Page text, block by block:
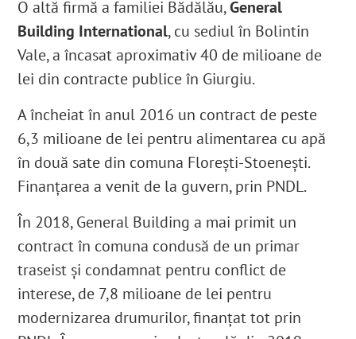
O altă firmă a familiei Bădălău,General
Building International, cu sediul în Bolintin
Vale, a încasat aproximativ 40 de milioane de
lei din contracte publice în Giurgiu.
A încheiat în anul 2016 un contract de peste
6,3 milioane de lei pentru alimentarea cu apă
în două sate din comuna Florești-Stoenești.
Finanţarea a venit de la guvern, prin PNDL.
În 2018, General Building a mai primit un
contractîn comuna condusă de un primar
traseist și condamnat pentru conflict de
interese, de 7,8 milioane de lei pentru
modernizarea drumurilor, finanțat tot prin